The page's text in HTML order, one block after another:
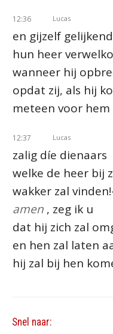
12:36 Lucas
en gijzelf
hun heer
wanneer hij
opdat zij, als hij
meteen voor
12:37 Lucas
zalig díe dienaars
welke de heer bij
wakker zal
amen , zeg ik u
dat hij zich zal
en hen zal laten
hij zal bij hen
Snel naar: